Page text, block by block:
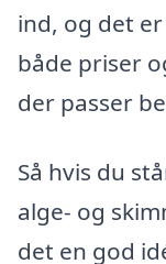
ind, og det
både priser
der passer
Så hvis du
alge- og
det en god